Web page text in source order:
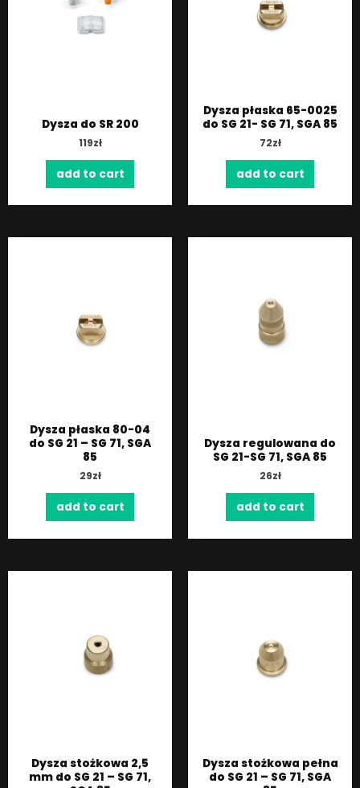
Dysza do SR 200
119zł
add to cart
Dysza płaska 65-0025
do SG 21- SG 71, SGA 85
72zł
add to cart
Dysza płaska 80-04
do SG 21 – SG 71, SGA
85
29zł
add to cart
Dysza regulowana do
SG 21-SG 71, SGA 85
26zł
add to cart
Dysza stożkowa 2,5
mm do SG 21 – SG 71,
Dysza stożkowa pełna
do SG 21 – SG 71, SGA